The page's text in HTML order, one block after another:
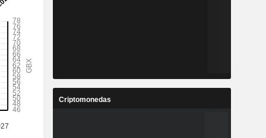
Criptomonedas